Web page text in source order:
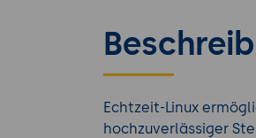
Echtzeit-Linux
hochzuverlässiger